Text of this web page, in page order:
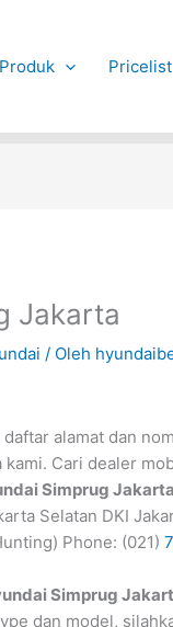
Produk Pricelist
Jakarta
/ Oleh
alamat dan
Cari dealer
Simprug Jakarta
Selatan DKI
Phone: (021)
Simprug
dan model,